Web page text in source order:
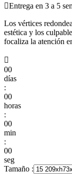
Entrega en 3 a 5
Los vértices
estética y los
focaliza la atención

00
días
:
00
horas
:
00
min
:
00
seg
Tamaño :